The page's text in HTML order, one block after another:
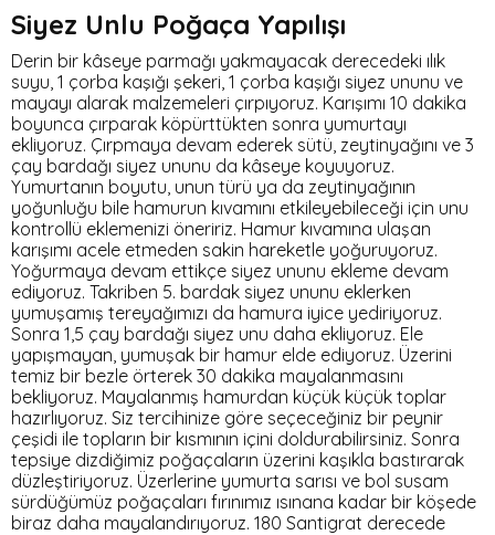
Siyez Unlu Poğaça Yapılışı
Derin bir kâseye parmağı yakmayacak derecedeki ılık
suyu, 1 çorba kaşığı şekeri, 1 çorba kaşığı siyez ununu ve
mayayı alarak malzemeleri çırpıyoruz. Karışımı 10 dakika
boyunca çırparak köpürttükten sonra yumurtayı
ekliyoruz. Çırpmaya devam ederek sütü, zeytinyağını ve 3
çay bardağı siyez ununu da kâseye koyuyoruz.
Yumurtanın boyutu, unun türü ya da zeytinyağının
yoğunluğu bile hamurun kıvamını etkileyebileceği için unu
kontrollü eklemenizi öneririz. Hamur kıvamına ulaşan
karışımı acele etmeden sakin hareketle yoğuruyoruz.
Yoğurmaya devam ettikçe siyez ununu ekleme devam
ediyoruz. Takriben 5. bardak siyez ununu eklerken
yumuşamış tereyağımızı da hamura iyice yediriyoruz.
Sonra 1,5 çay bardağı siyez unu daha ekliyoruz. Ele
yapışmayan, yumuşak bir hamur elde ediyoruz. Üzerini
temiz bir bezle örterek 30 dakika mayalanmasını
bekliyoruz. Mayalanmış hamurdan küçük küçük toplar
hazırlıyoruz. Siz tercihinize göre seçeceğiniz bir peynir
çeşidi ile topların bir kısmının içini doldurabilirsiniz. Sonra
tepsiye dizdiğimiz poğaçaların üzerini kaşıkla bastırarak
düzleştiriyoruz. Üzerlerine yumurta sarısı ve bol susam
sürdüğümüz poğaçaları fırınımız ısınana kadar bir köşede
biraz daha mayalandırıyoruz. 180 Santigrat derecede